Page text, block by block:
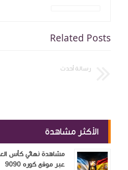
Related Posts
رسالة أحدث
الأكثر مشاهدة
مشاهدة نهائي كأس
عبر موقع كوره 9090